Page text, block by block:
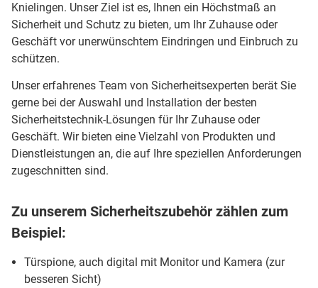
Knielingen. Unser Ziel ist es, Ihnen ein Höchstmaß an
Sicherheit und Schutz zu bieten, um Ihr Zuhause oder
Geschäft vor unerwünschtem Eindringen und Einbruch zu
schützen.
Unser erfahrenes Team von Sicherheitsexperten berät Sie
gerne bei der Auswahl und Installation der besten
Sicherheitstechnik-Lösungen für Ihr Zuhause oder
Geschäft. Wir bieten eine Vielzahl von Produkten und
Dienstleistungen an, die auf Ihre speziellen Anforderungen
zugeschnitten sind.
Zu unserem Sicherheitszubehör zählen zum
Beispiel:
Türspione, auch digital mit Monitor und Kamera (zur
besseren Sicht)